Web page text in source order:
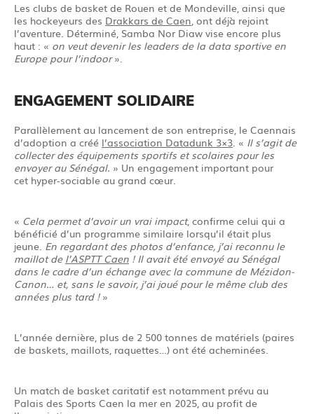
Les clubs de basket de Rouen et de Mondeville, ainsi que
les hockeyeurs des Drakkars de Caen, ont déjà rejoint
l’aventure. Déterminé, Samba Nor Diaw vise encore plus
haut : « on veut devenir les leaders de la data sportive en
Europe pour l’indoor».
ENGAGEMENT SOLIDAIRE
Parallèlement au lancement de son entreprise, le Caennais
d’adoption a créé l’association Datadunk 3×3. « Il s’agit de
collecter des équipements sportifs et scolaires pour les
envoyer au Sénégal. » Un engagement important pour
cet hyper-sociable au grand cœur.
« Cela permet d’avoir un vrai impact, confirme celui qui a
bénéficié d’un programme similaire lorsqu’il était plus
jeune. En regardant des photos d’enfance, j’ai reconnu le
maillot de l’ASPTT Caen ! Il avait été envoyé au Sénégal
dans le cadre d’un échange avec la commune de Mézidon-
Canon… et, sans le savoir, j’ai joué pour le même club des
années plus tard ! »
L’année dernière, plus de 2 500 tonnes de matériels (paires
de baskets, maillots, raquettes…) ont été acheminées.
Un match de basket caritatif est notamment prévu au
Palais des Sports Caen la mer en 2025, au profit de